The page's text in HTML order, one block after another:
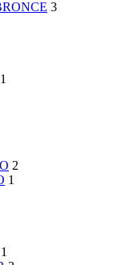
3
1
2
1
1